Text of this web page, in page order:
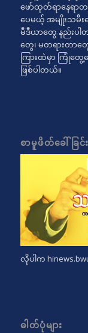
ဖော်ထုတ်ရာနေရာ
ပေမယ့် အမျိုးသ
မီဒီယာတွေ နည်းပ
တွေ၊ မတရားတာ
ကြားထဲမှာ ကြုံတွေ့
ဖြစ်ပါတယ်။
စာမူဖိတ်ခေါ်ခြင်း
လိုပါက
ဓါတ်ပုံများ